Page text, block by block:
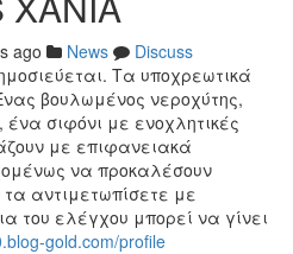
ago News
Discuss
Τα υποχρεωτικά
βουλωμένος νεροχύτης,
σιφόνι με ενοχλητικές
με επιφανειακά
να προκαλέσουν
αντιμετωπίσετε με
του ελέγχου μπορεί να γίνει
gold.com/profile